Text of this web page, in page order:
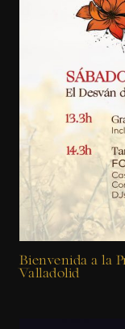
Bienvenida a la
Valladolid